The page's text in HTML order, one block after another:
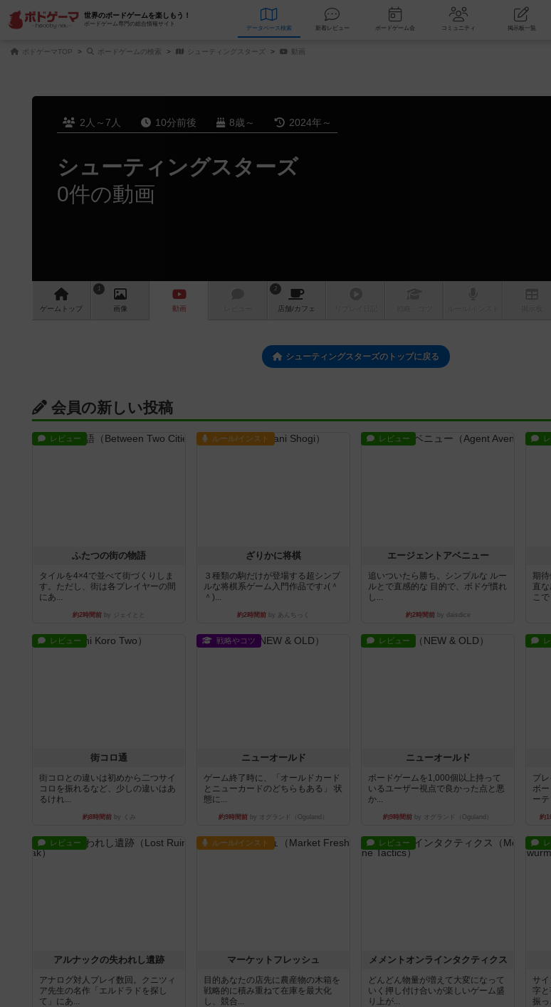
世界のボードゲームを楽しもう！
ボードゲーム専門の総合情報サイト
データベース 検索 新着レビュー ボードゲーム会 コミュニティ
ボドゲーマTOP ボードゲームの検索 シューティングスターズ 動画
2人～7人 10分前後 8歳～ 2024年～
シューティングスターズ
0件の動画
ゲーム トップ
1
画像 動画
2
店舗/カフェ
シューティングスターズのトップに戻る
会員の新しい投稿
レビュー
ふたつの街の物語
タイルを4×4で並べて街づくりしま
す。ただし、街は各プレイヤーの間
にあ...
約2時間前 by ジェイとと
ルール/インスト
ざりかに将棋
３種類の駒だけが登場する超シンプ
ルな将棋系ゲーム入門作品です♪(＾
＾)...
約2時間前 by あんちっく
レビュー
エージェントアベニュー
追いついたら勝ち。シンプルな ルー
ルとで直感的な 目的で、ボドゲ慣れ
し...
約2時間前by daisdice
期
直
こ
レビュー
街コロ通
街コロとの違いは初めから二つサイ
コロを振れるなど、少しの違いはあ
るけれ...
約8時間前by くみ
戦略やコツ
ニューオールド
ゲーム終了時に、「オールドカード
とニューカードのどちらもある」 状
態に...
約9時間前 by オグランド（Oguland）
レビュー
ニューオールド
ボードゲームを1,000個以上持って
いるユーザー視点で良かった点と悪
か...
約9時間前 by オグランド（Oguland）
プ
ボ
ーテ
約
レビュー
アルナックの失われし遺跡
アナログ対人プレイ数回。クニツィ
ア先生の名作「エルドラドを探し
て」にあ...
ルール/インスト
マーケットフレッシュ
目的あなたの店先に農産物の木箱を
戦略的に積み重ねて在庫を最大化
し、競合...
レビュー
メメントオンラインタクティクス
どんどん物量が増えて大変になって
いく押し付け合いが楽しいゲーム盛
り上が...
サ
字
振っ